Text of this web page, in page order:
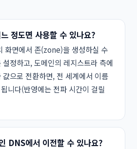
정도면 사용할 수 있나요?
화면에서 존(zone)을 생성하실 수
정하고, 도메인의 레지스트라 측에
값으로 전환하면, 전 세계에서 이름
니다(반영에는 전파 시간이 걸릴
DNS에서 이전할 수 있나요?